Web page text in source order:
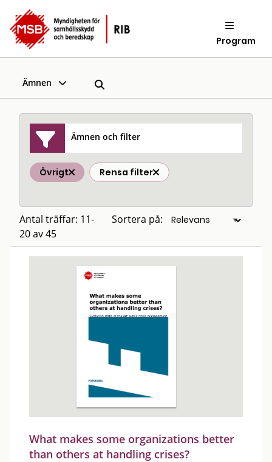
Program
Ämnen
Ämnen och filter
Övrigt Rensa filter
Antal träffar: 11-
20 av 45
Sortera på:
What makes some organizations better
than others at handling crises?